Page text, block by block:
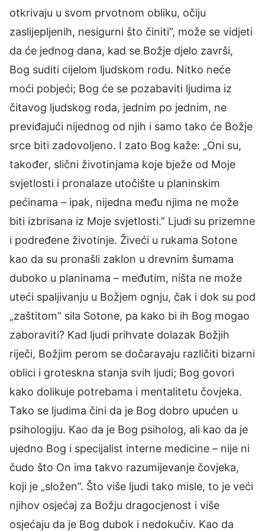
otkrivaju u svom prvotnom obliku, očiju
zaslijepljenih, nesigurni što činiti”, može se vidjeti
da će jednog dana, kad se Božje djelo završi,
Bog suditi cijelom ljudskom rodu. Nitko neće
moći pobjeći; Bog će se pozabaviti ljudima iz
čitavog ljudskog roda, jednim po jednim, ne
previđajući nijednog od njih i samo tako će Božje
srce biti zadovoljeno. I zato Bog kaže: „Oni su,
također, slični životinjama koje bježe od Moje
svjetlosti i pronalaze utočište u planinskim
pećinama – ipak, nijedna među njima ne može
biti izbrisana iz Moje svjetlosti.” Ljudi su prizemne
i podređene životinje. Živeći u rukama Sotone
kao da su pronašli zaklon u drevnim šumama
duboko u planinama – međutim, ništa ne može
uteći spaljivanju u Božjem ognju, čak i dok su pod
„zaštitom” sila Sotone, pa kako bi ih Bog mogao
zaboraviti? Kad ljudi prihvate dolazak Božjih
riječi, Božjim perom se dočaravaju različiti bizarni
oblici i groteskna stanja svih ljudi; Bog govori
kako dolikuje potrebama i mentalitetu čovjeka.
Tako se ljudima čini da je Bog dobro upućen u
psihologiju. Kao da je Bog psiholog, ali kao da je
ujedno Bog i specijalist interne medicine – nije ni
čudo što On ima takvo razumijevanje čovjeka,
koji je „složen”. Što više ljudi tako misle, to je veći
njihov osjećaj za Božju dragocjenost i više
osjećaju da je Bog dubok i nedokučiv. Kao da